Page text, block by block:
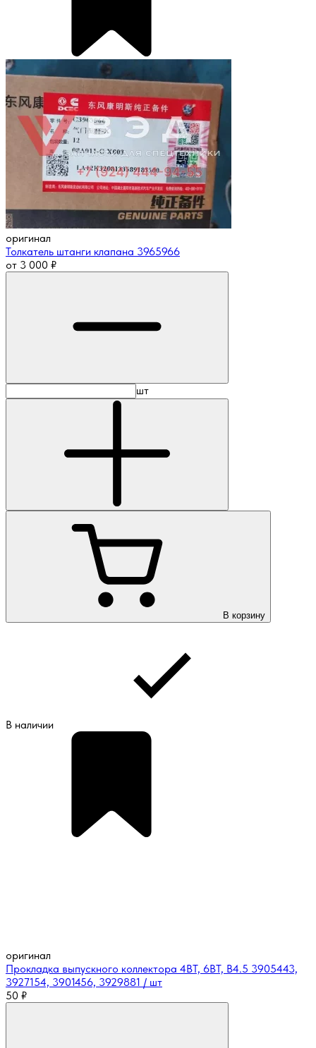
оригинал
Толкатель штанги клапана 3965966
от 3 000 ₽
шт
В корзину
В наличии
оригинал
Прокладка выпускного коллектора 4BT, 6BT, B4.5 3905443,
3927154, 3901456, 3929881 / шт
50 ₽